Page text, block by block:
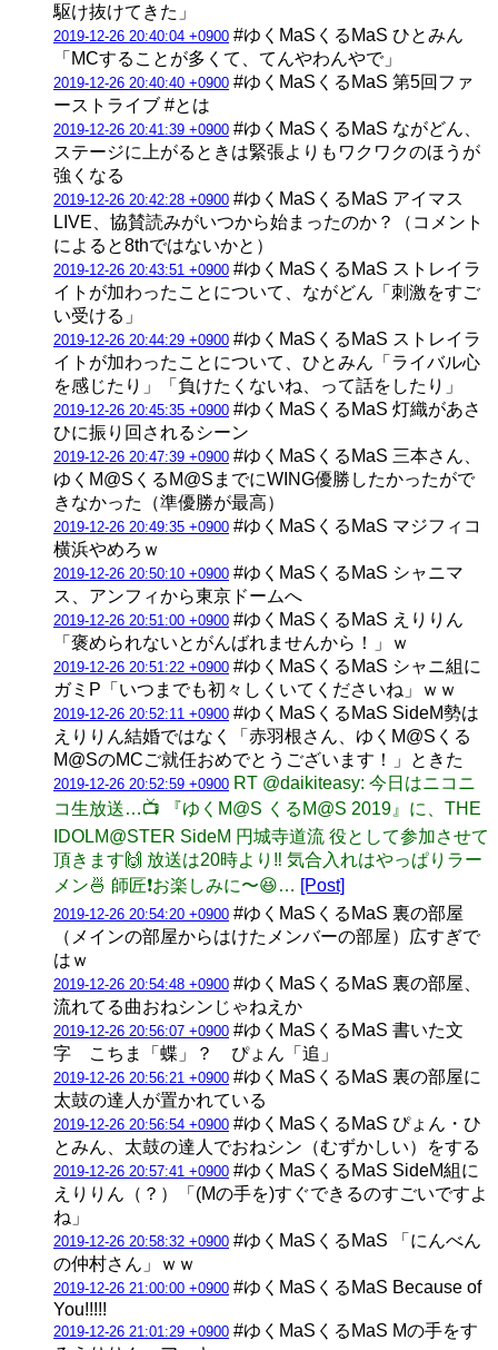
駆け抜けてきた」
2019-12-26 20:40:04 +0900 #ゆくMaSくるMaS ひとみん
「MCすることが多くて、てんやわんやで」
2019-12-26 20:40:40 +0900 #ゆくMaSくるMaS 第5回ファ
ーストライブ #とは
2019-12-26 20:41:39 +0900 #ゆくMaSくるMaS ながどん、
ステージに上がるときは緊張よりもワクワクのほうが
強くなる
2019-12-26 20:42:28 +0900 #ゆくMaSくるMaS アイマス
LIVE、協賛読みがいつから始まったのか？（コメント
によると8thではないかと）
2019-12-26 20:43:51 +0900 #ゆくMaSくるMaS ストレイラ
イトが加わったことについて、ながどん「刺激をすご
い受ける」
2019-12-26 20:44:29 +0900 #ゆくMaSくるMaS ストレイラ
イトが加わったことについて、ひとみん「ライバル心
を感じたり」「負けたくないね、って話をしたり」
2019-12-26 20:45:35 +0900 #ゆくMaSくるMaS 灯織があさ
ひに振り回されるシーン
2019-12-26 20:47:39 +0900 #ゆくMaSくるMaS 三本さん、
ゆくM@SくるM@SまでにWING優勝したかったがで
きなかった（準優勝が最高）
2019-12-26 20:49:35 +0900 #ゆくMaSくるMaS マジフィコ
横浜やめろｗ
2019-12-26 20:50:10 +0900 #ゆくMaSくるMaS シャニマ
ス、アンフィから東京ドームへ
2019-12-26 20:51:00 +0900 #ゆくMaSくるMaS えりりん
「褒められないとがんばれませんから！」ｗ
2019-12-26 20:51:22 +0900 #ゆくMaSくるMaS シャニ組に
ガミP「いつまでも初々しくいてくださいね」ｗｗ
2019-12-26 20:52:11 +0900 #ゆくMaSくるMaS SideM勢は
えりりん結婚ではなく「赤羽根さん、ゆくM@Sくる
M@SのMCご就任おめでとうございます！」ときた
2019-12-26 20:52:59 +0900 RT @daikiteasy: 今日はニコニ
コ生放送…📺 『ゆくM@S くるM@S 2019』に、THE
IDOLM@STER SideM 円城寺道流 役として参加させて
頂きます🙌 放送は20時より‼️ 気合入れはやっぱりラー
メン🍜 師匠❗️お楽しみに〜😆… [Post]
2019-12-26 20:54:20 +0900 #ゆくMaSくるMaS 裏の部屋
（メインの部屋からはけたメンバーの部屋）広すぎで
はｗ
2019-12-26 20:54:48 +0900 #ゆくMaSくるMaS 裏の部屋、
流れてる曲おねシンじゃねえか
2019-12-26 20:56:07 +0900 #ゆくMaSくるMaS 書いた文
字 こちま「蝶」？ ぴょん「追」
2019-12-26 20:56:21 +0900 #ゆくMaSくるMaS 裏の部屋に
太鼓の達人が置かれている
2019-12-26 20:56:54 +0900 #ゆくMaSくるMaS ぴょん・ひ
とみん、太鼓の達人でおねシン（むずかしい）をする
2019-12-26 20:57:41 +0900 #ゆくMaSくるMaS SideM組に
えりりん（？）「(Mの手を)すぐできるのすごいですよ
ね」
2019-12-26 20:58:32 +0900 #ゆくMaSくるMaS 「にんべん
の仲村さん」ｗｗ
2019-12-26 21:00:00 +0900 #ゆくMaSくるMaS Because of
You!!!!!
2019-12-26 21:01:29 +0900 #ゆくMaSくるMaS Mの手をす